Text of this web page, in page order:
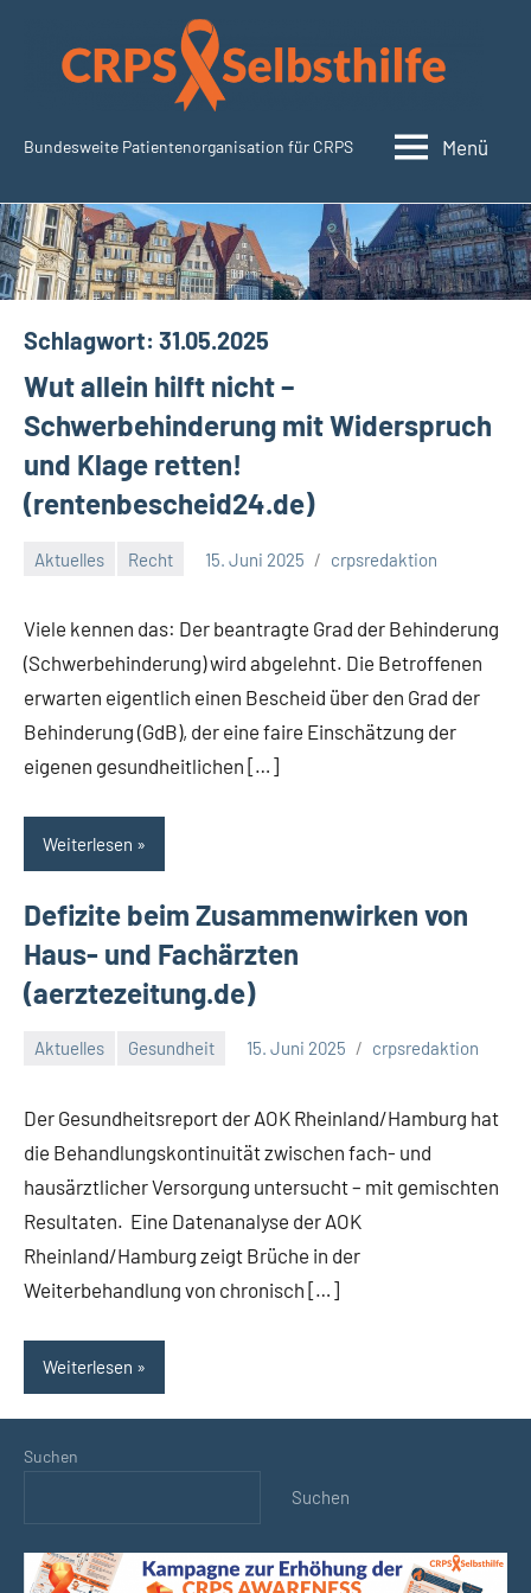
springen
SudeckSelbsthilfe.org
Bundesweite Patientenorganisation für CRPS Menü
Schlagwort: 31.05.2025
Wut allein hilft nicht –
Schwerbehinderung mit Widerspruch
und Klage retten!
(rentenbescheid24.de)
Aktuelles Recht 15. Juni 2025 crpsredaktion
Viele kennen das: Der beantragte Grad der Behinderung
(Schwerbehinderung) wird abgelehnt. Die Betroffenen
erwarten eigentlich einen Bescheid über den Grad der
Behinderung (GdB), der eine faire Einschätzung der
eigenen gesundheitlichen […]
Weiterlesen
Defizite beim Zusammenwirken von
Haus- und Fachärzten
(aerztezeitung.de)
Aktuelles Gesundheit 15. Juni 2025 crpsredaktion
Der Gesundheitsreport der AOK Rheinland/Hamburg hat
die Behandlungskontinuität zwischen fach- und
hausärztlicher Versorgung untersucht – mit gemischten
Resultaten. Eine Datenanalyse der AOK
Rheinland/Hamburg zeigt Brüche in der
Weiterbehandlung von chronisch […]
Weiterlesen
Suchen
Suchen